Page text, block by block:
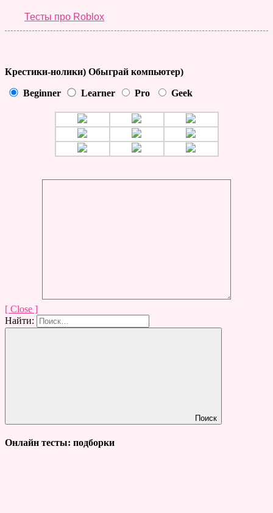
Тесты про Roblox
Крестики-нолики) Обыграй компьютер)
Beginner Learner Pro Geek
[ Close ]
Найти:
Поиск
Онлайн тесты: подборки